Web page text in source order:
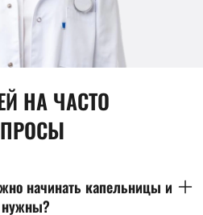
НА ЧАСТО
начинать капельницы и
нужны?